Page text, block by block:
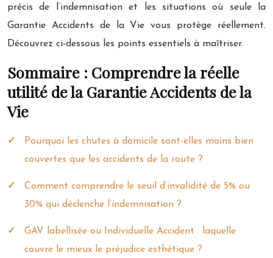
précis de l’indemnisation et les situations où seule la
Garantie Accidents de la Vie vous protège réellement.
Découvrez ci-dessous les points essentiels à maîtriser.
Sommaire : Comprendre la réelle
utilité de la Garantie Accidents de la
Vie
Pourquoi les chutes à domicile sont-elles moins bien
couvertes que les accidents de la route ?
Comment comprendre le seuil d’invalidité de 5% ou
30% qui déclenche l’indemnisation ?
GAV labellisée ou Individuelle Accident : laquelle
couvre le mieux le préjudice esthétique ?